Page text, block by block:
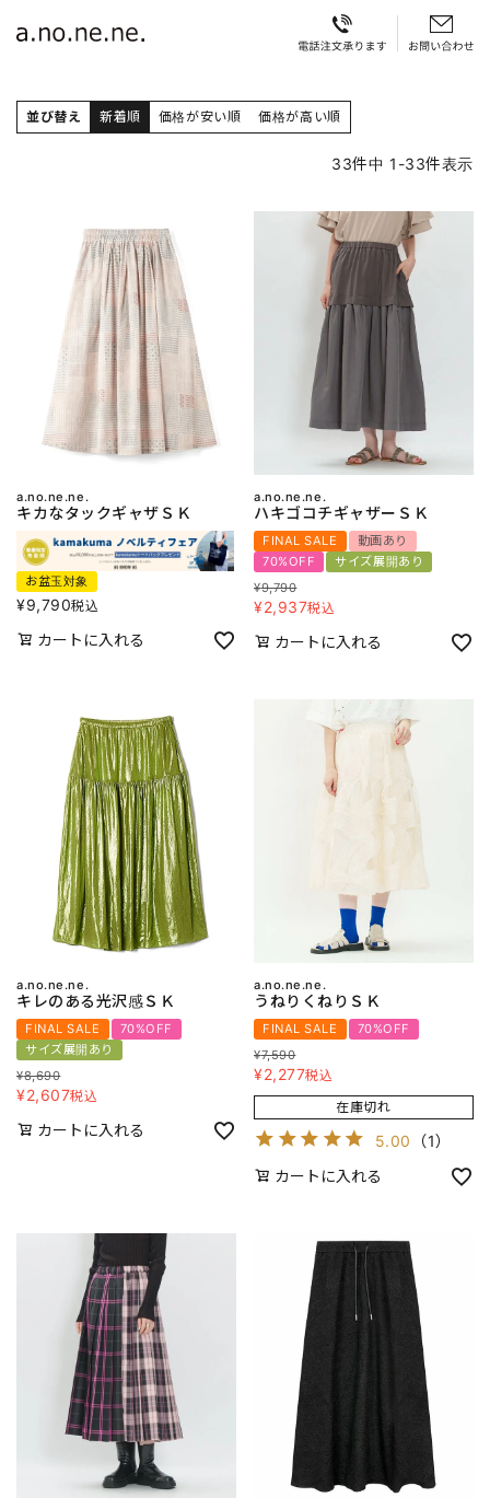
並び替え 新着順 価格が安い順 価格が高い順
33件中 1 -33件表示
a.no.ne.ne.
キカなタックギャザＳＫ
お盆玉対象
¥9,790税込
カートに入れる
a.no.ne.ne.
ハキゴコチギャザーＳＫ
FINAL SALE
動画あり
70%OFF
サイズ展開あり
¥9,790
¥2,937税込
カートに入れる
a.no.ne.ne.
キレのある光沢感ＳＫ
FINAL SALE
70%OFF
サイズ展開あり
¥8,690
¥2,607税込
カートに入れる
a.no.ne.ne.
うねりくねりＳＫ
FINAL SALE
70%OFF
¥7,590
¥2,277税込
在庫切れ
5.00 （1）
カートに入れる